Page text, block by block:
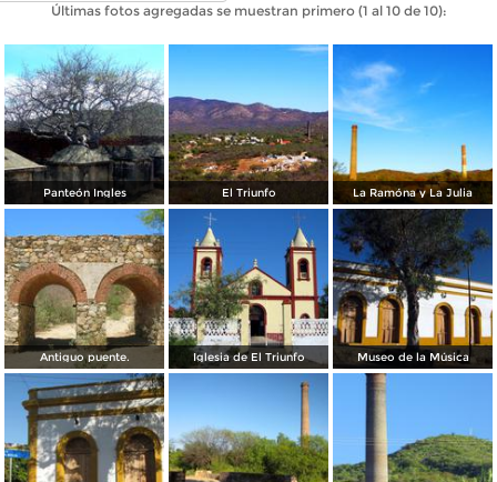
Últimas fotos agregadas se muestran primero (1 al 10 de 10):
Panteón Ingles El Triunfo La Ramóna y La Julia
Antiguo puente. Iglesia de El Triunfo Museo de la Música